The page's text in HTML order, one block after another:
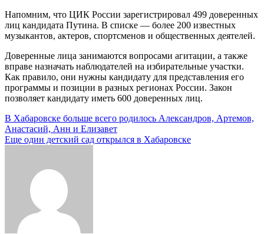
Напомним, что ЦИК России зарегистрировал 499 доверенных
лиц кандидата Путина. В списке — более 200 известных
музыкантов, актеров, спортсменов и общественных деятелей.
Доверенные лица занимаются вопросами агитации, а также
вправе назначать наблюдателей на избирательные участки.
Как правило, они нужны кандидату для представления его
программы и позиции в разных регионах России. Закон
позволяет кандидату иметь 600 доверенных лиц.
Навигация
по
В Хабаровске больше всего родилось Александров, Артемов,
Анастасий, Анн и Елизавет
Еще один детский сад открылся в Хабаровске